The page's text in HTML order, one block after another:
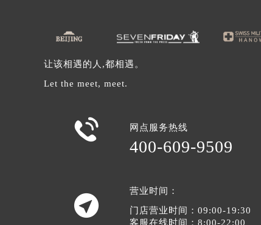
河北省保定市竞秀区朝阳北大街
内蒙古自治区阿拉善盟市左旗土
内蒙古自治区巴彦淖尔市临河区
内蒙古自治区包头市青山区幸福
内蒙古自治区赤峰市红山区哈达
内蒙古自治区鄂尔多斯市东胜区
内蒙古自治区呼伦贝尔市海拉尔
内蒙古自治区通辽市科尔沁区明
内蒙古自治区乌海市海勃湾区人
山西省大同市平城区迎宾街七个
让该相遇的人,都相遇。
Let the meet, meet.
 网点服务热线
400-609-9509

营业时间：
门店营业时间：09:00-19:30
客服在线时间：8:00-22:00